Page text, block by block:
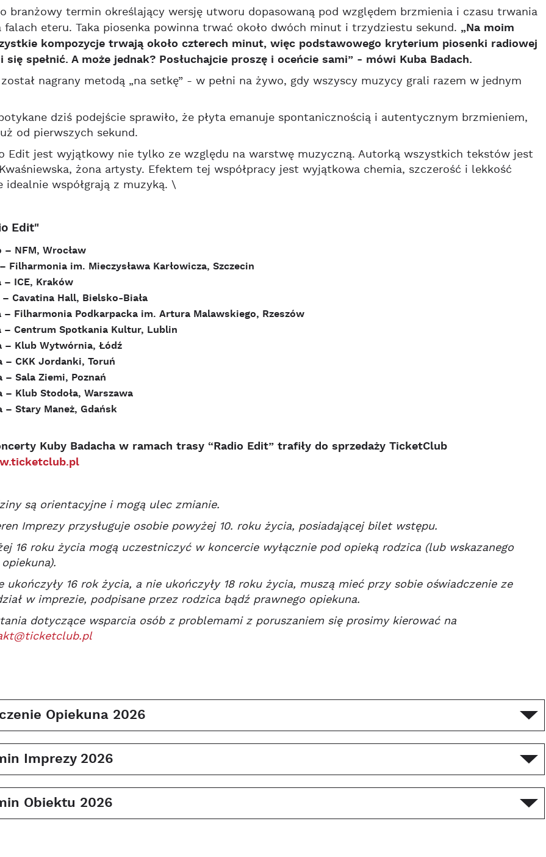
branżowy termin określający wersję utworu dopasowaną pod względem brzmienia i czasu trwania
falach eteru. Taka piosenka powinna trwać około dwóch minut i trzydziestu sekund. „Na moim
kompozycje trwają około czterech minut, więc podstawowego kryterium piosenki radiowej
się spełnić. A może jednak? Posłuchajcie proszę i oceńcie sami” - mówi Kuba Badach.
nagrany metodą „na setkę” - w pełni na żywo, gdy wszyscy muzycy grali razem w jednym
dziś podejście sprawiło, że płyta emanuje spontanicznością i autentycznym brzmieniem,
od pierwszych sekund.
Edit jest wyjątkowy nie tylko ze względu na warstwę muzyczną. Autorką wszystkich tekstów jest
żona artysty. Efektem tej współpracy jest wyjątkowa chemia, szczerość i lekkość
idealnie współgrają z muzyką. \
Edit"
NFM, Wrocław
im. Mieczysława Karłowicza, Szczecin
ICE, Kraków
Cavatina Hall, Bielsko-Biała
Filharmonia Podkarpacka im. Artura Malawskiego, Rzeszów
Centrum Spotkania Kultur, Lublin
Klub Wytwórnia, Łódź
CKK Jordanki, Toruń
Sala Ziemi, Poznań
Klub Stodoła, Warszawa
Stary Maneż, Gdańsk
Kuby Badacha w ramach trasy “Radio Edit” trafiły do sprzedaży TicketClub
są orientacyjne i mogą ulec zmianie.
Imprezy przysługuje osobie powyżej 10. roku życia, posiadającej bilet wstępu.
16 roku życia mogą uczestniczyć w koncercie wyłącznie pod opieką rodzica (lub wskazanego
ukończyły 16 rok życia, a nie ukończyły 18 roku życia, muszą mieć przy sobie oświadczenie ze
w imprezie, podpisane przez rodzica bądź prawnego opiekuna.
dotyczące wsparcia osób z problemami z poruszaniem się prosimy kierować na
Opiekuna 2026
Imprezy 2026
Obiektu 2026